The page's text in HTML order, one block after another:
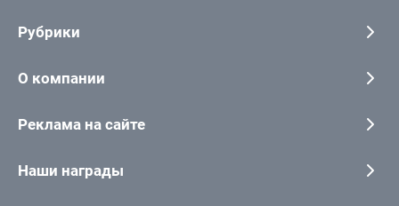
Рубрики
О компании
Реклама на сайте
Наши награды